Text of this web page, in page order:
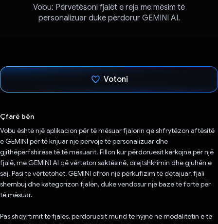
Vobu: Përvetësoni fjalët e reja me mësim të
personalizuar duke përdorur GEMINI AI.
Votoni
Çfarë bën
Vobu është një aplikacion për të mësuar fjalorin që shfrytëzon aftësitë
e GEMINI për të krijuar një përvojë të personalizuar dhe
gjithëpërfshirëse të të mësuarit. Fillon kur përdoruesit kërkojnë për një
fjalë, me GEMINI AI që vërteton saktësinë, drejtshkrimin dhe gjuhën e
saj. Pasi të vërtetohet, GEMINI ofron një përkufizim të detajuar, fjali
shembuj dhe kategorizon fjalën, duke vendosur një bazë të fortë për
të mësuar.
Pas shqyrtimit të fjalës, përdoruesit mund të hyjnë në modalitetin e të